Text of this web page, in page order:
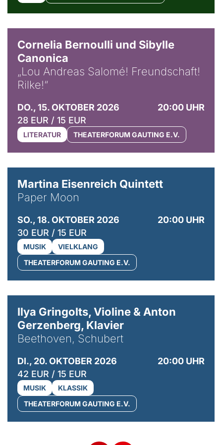
Cornelia Bernoulli und Sibylle
Canonica
„Lou Andreas Salomé! Freundschaft!
Rilke!“
DO., 15. OKTOBER 2026
20:00 UHR
28 EUR / 15 EUR
LITERATUR THEATERFORUM GAUTING E.V.
Martina Eisenreich Quintett
Paper Moon
SO., 18. OKTOBER 2026
20:00 UHR
30 EUR / 15 EUR
MUSIK
VIELKLANG
THEATERFORUM GAUTING E.V.
Ilya Gringolts, Violine & Anton
Gerzenberg, Klavier
Beethoven, Schubert
DI., 20. OKTOBER 2026
20:00 UHR
42 EUR / 15 EUR
MUSIK
KLASSIK
THEATERFORUM GAUTING E.V.